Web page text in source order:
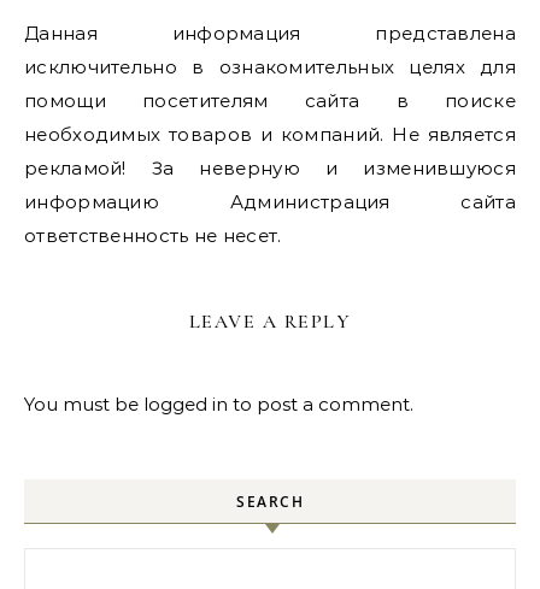
Данная информация представлена
исключительно в ознакомительных целях для
помощи посетителям сайта в поиске
необходимых товаров и компаний. Не является
рекламой! За неверную и изменившуюся
информацию Администрация сайта
ответственность не несет.
LEAVE A REPLY
You must be logged in to post a comment.
SEARCH